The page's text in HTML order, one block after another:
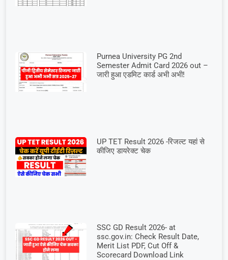
Purnea University PG 2nd
Semester Admit Card 2026 out –
जारी हुआ एडमिट कार्ड अभी अभी!
UP TET Result 2026 -रिजल्ट यहां से
कीजिए डायरेक्ट चेक
SSC GD Result 2026- at
ssc.gov.in: Check Result Date,
Merit List PDF, Cut Off &
Scorecard Download Link